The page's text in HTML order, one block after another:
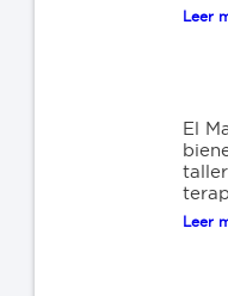
Leer
El
Leer